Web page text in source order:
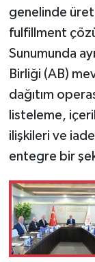
genelinde
fulfillment
Sunumunda
Birliği (AB)
dağıtım
listeleme,
ilişkileri ve
entegre bir